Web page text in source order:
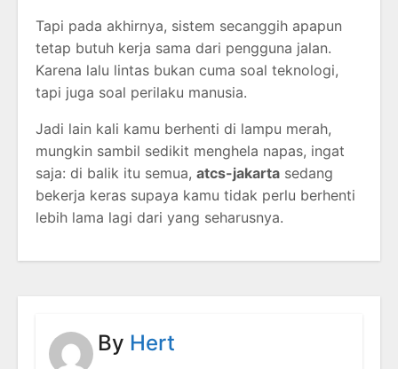
Tapi pada akhirnya, sistem secanggih apapun
tetap butuh kerja sama dari pengguna jalan.
Karena lalu lintas bukan cuma soal teknologi,
tapi juga soal perilaku manusia.
Jadi lain kali kamu berhenti di lampu merah,
mungkin sambil sedikit menghela napas, ingat
saja: di balik itu semua, atcs-jakarta sedang
bekerja keras supaya kamu tidak perlu berhenti
lebih lama lagi dari yang seharusnya.
By Hert